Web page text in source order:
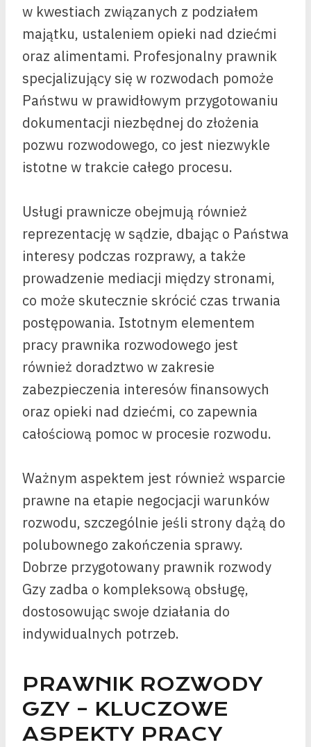
w kwestiach związanych z podziałem
majątku, ustaleniem opieki nad dziećmi
oraz alimentami. Profesjonalny prawnik
specjalizujący się w rozwodach pomoże
Państwu w prawidłowym przygotowaniu
dokumentacji niezbędnej do złożenia
pozwu rozwodowego, co jest niezwykle
istotne w trakcie całego procesu.
Usługi prawnicze obejmują również
reprezentację w sądzie, dbając o Państwa
interesy podczas rozprawy, a także
prowadzenie mediacji między stronami,
co może skutecznie skrócić czas trwania
postępowania. Istotnym elementem
pracy prawnika rozwodowego jest
również doradztwo w zakresie
zabezpieczenia interesów finansowych
oraz opieki nad dziećmi, co zapewnia
całościową pomoc w procesie rozwodu.
Ważnym aspektem jest również wsparcie
prawne na etapie negocjacji warunków
rozwodu, szczególnie jeśli strony dążą do
polubownego zakończenia sprawy.
Dobrze przygotowany prawnik rozwody
Gzy zadba o kompleksową obsługę,
dostosowując swoje działania do
indywidualnych potrzeb.
PRAWNIK ROZWODY
GZY – KLUCZOWE
ASPEKTY PRACY